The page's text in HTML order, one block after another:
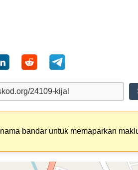
bandar untuk memaparkan